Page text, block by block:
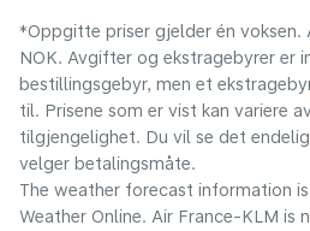
*Oppgitte priser gjelder én
NOK. Avgifter og ekstragebyrer er
bestillingsgebyr, men et
til. Prisene som er vist kan variere
tilgjengelighet. Du vil se det
velger betalingsmåte.
The weather forecast information
Weather Online. Air France-KLM is